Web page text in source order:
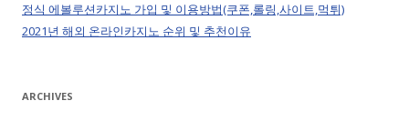
정식 에볼루션카지노 가입 및 이용방법(쿠폰,롤링,사이트,먹튀)
2021년 해외 온라인카지노 순위 및 추천이유
ARCHIVES